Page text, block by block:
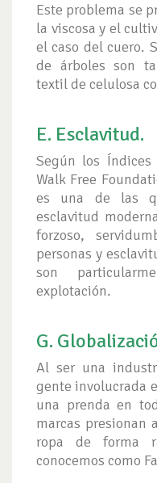
Este problema se
la viscosa y el
el caso del cuero.
de árboles son
textil de celulosa
E. Esclavitud.
Según los
Walk Free
es una de las
esclavitud
forzoso,
personas y
son
explotación.
G.
Al ser una
gente involucrada
una prenda en
marcas presionan
ropa de forma
conocemos como